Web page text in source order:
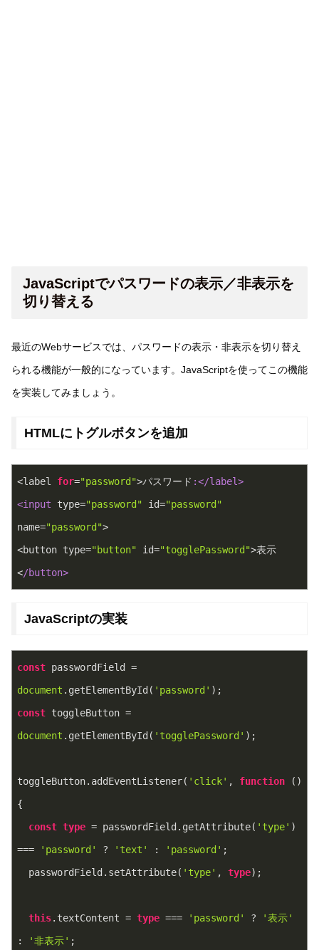
JavaScriptでパスワードの表示／非表示を
切り替える
最近のWebサービスでは、パスワードの表示・非表示を切り替え
られる機能が一般的になっています。JavaScriptを使ってこの機能
を実装してみましょう。
HTMLにトグルボタンを追加
<label for="password">パスワード :</label>
<input type="password" id="password"
name="password">
<button type="button" id="togglePassword">表示
</button>
JavaScriptの実装
const
document .getElementById( 'password' );
const
document .getElementById( 'togglePassword' );
toggleButton.addEventListener( 'click' , function (
{
const type = passwordField.getAttribute( 'type' )
===
'password' ? 'text' : 'password' ;
  passwordField.setAttribute(
'type' , type);
this.textContent = type === 'password' ?
'表示'
:
'非表示' ;